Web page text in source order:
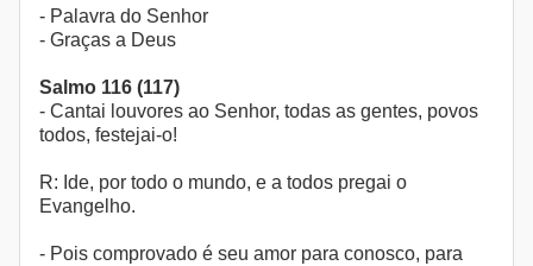
- Palavra do Senhor
- Graças a Deus
Salmo 116 (117)
- Cantai louvores ao Senhor, todas as gentes, povos
todos, festejai-o!
R: Ide, por todo o mundo, e a todos pregai o
Evangelho.
- Pois comprovado é seu amor para conosco, para